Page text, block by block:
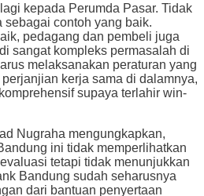
kepada Perumda Pasar. Tidak
contoh yang baik.
pedagang dan pembeli juga
sangat kompleks permasalah di
melaksanakan peraturan yang
kerja sama di dalamnya,
supaya terlahir win-
Nugraha mengungkapkan,
ini tidak memperlihatkan
tetapi tidak menunjukkan
Bandung sudah seharusnya
dari bantuan penyertaan